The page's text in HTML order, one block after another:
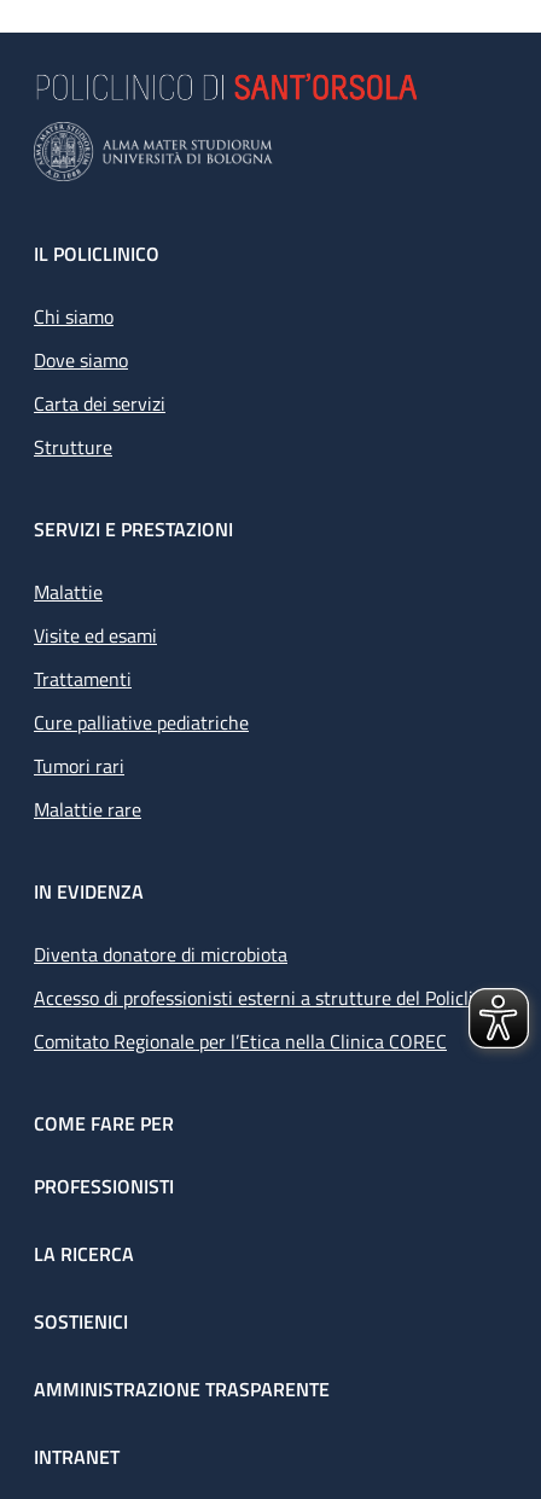
Footer
IL POLICLINICO
Chi siamo
Dove siamo
Carta dei servizi
Strutture
SERVIZI E PRESTAZIONI
Malattie
Visite ed esami
Trattamenti
Cure palliative pediatriche
Tumori rari
Malattie rare
IN EVIDENZA
Diventa donatore di microbiota
Accesso di professionisti esterni a strutture del Policlinico
Comitato Regionale per l’Etica nella Clinica COREC
COME FARE PER
PROFESSIONISTI
LA RICERCA
SOSTIENICI
AMMINISTRAZIONE TRASPARENTE
INTRANET